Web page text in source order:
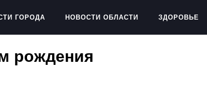
ГОРОДА НОВОСТИ ОБЛАСТИ ЗДОРОВЬЕ
рождения